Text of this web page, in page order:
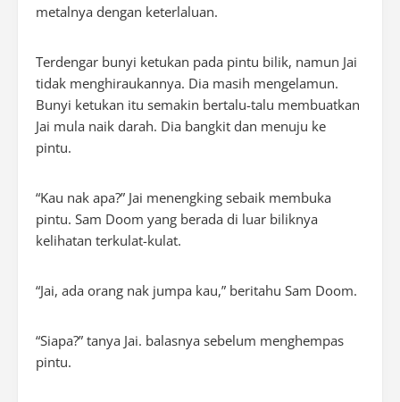
metalnya dengan keterlaluan.
Terdengar bunyi ketukan pada pintu bilik, namun Jai
tidak menghiraukannya. Dia masih mengelamun.
Bunyi ketukan itu semakin bertalu-talu membuatkan
Jai mula naik darah. Dia bangkit dan menuju ke
pintu.
“Kau nak apa?” Jai menengking sebaik membuka
pintu. Sam Doom yang berada di luar biliknya
kelihatan terkulat-kulat.
“Jai, ada orang nak jumpa kau,” beritahu Sam Doom.
“Siapa?” tanya Jai. balasnya sebelum menghempas
pintu.